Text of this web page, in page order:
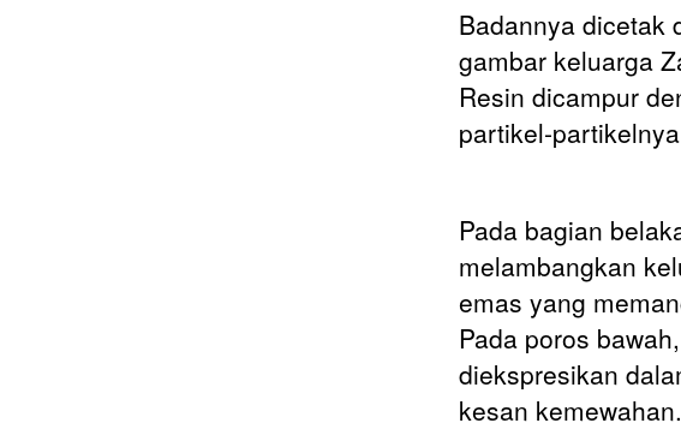
Badannya dicetak
gambar keluarga
Resin dicampur
partikel-
Pada bagian
melambangkan
emas yang
Pada poros
diekspresikan
kesan kemewahan.